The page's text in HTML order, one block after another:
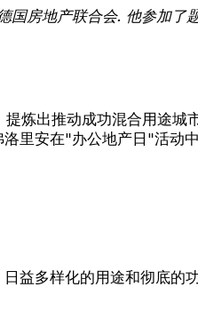
国房地产联合会. 他参加了
炼出推动成功混合用途城
里安在"办公地产日"活动中
益多样化的用途和彻底的